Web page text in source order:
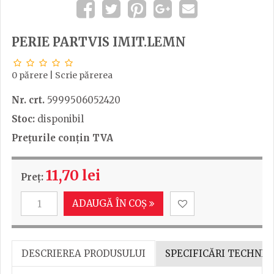
PERIE PARTVIS IMIT.LEMN
0 părere Scrie părerea
Nr. crt. 5999506052420
Stoc: disponibil
Prețurile conțin TVA
Preț: 11,70 lei
ADAUGĂ ÎN COȘ
DESCRIEREA PRODUSULUI SPECIFICĂRI